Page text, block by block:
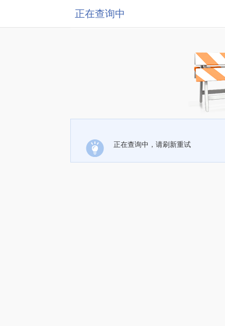
正在查询中
正在查询中，请刷新重试